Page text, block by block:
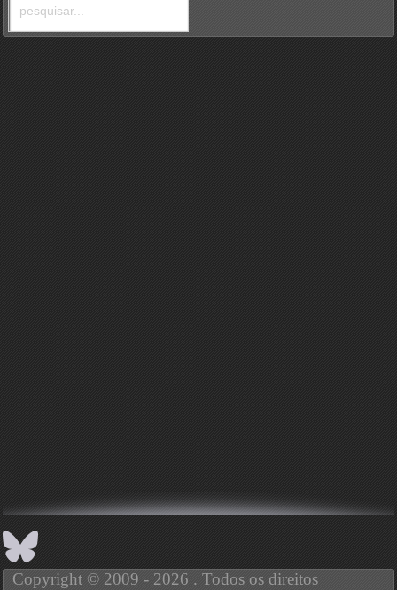
Copyright © 2009 - 2026 . Todos os direitos